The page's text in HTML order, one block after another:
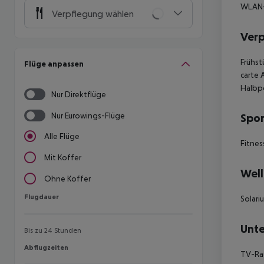
Verpflegung wählen
Flüge anpassen
Nur Direktflüge
Nur Eurowings-Flüge
Alle Flüge
Mit Koffer
Ohne Koffer
Flugdauer
Flugdauer
Bis zu 24 Stunden
Abflugzeiten
Abflugzeiten
carte
TV-